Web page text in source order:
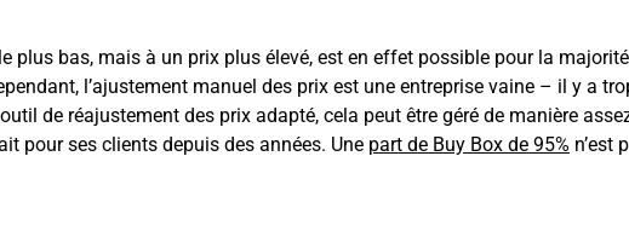
plus bas, mais à un prix plus élevé, est en effet possible pour la
l’ajustement manuel des prix est une entreprise vaine – il y a
de réajustement des prix adapté, cela peut être géré de manière
pour ses clients depuis des années. Une part de Buy Box de 95% n’est